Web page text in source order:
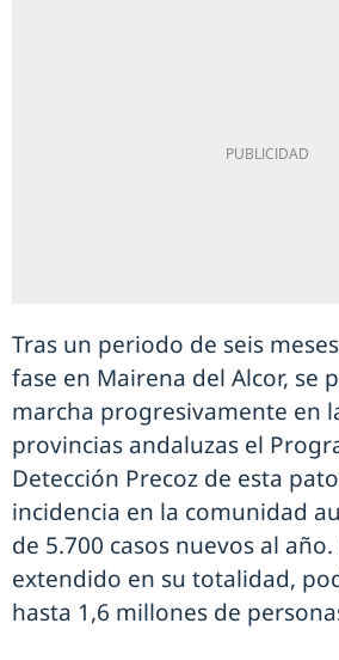
Tras un periodo de seis
fase en Mairena del Alcor, se
marcha progresivamente en
provincias andaluzas el
Detección Precoz de esta
incidencia en la comunidad
de 5.700 casos nuevos al
extendido en su totalidad,
hasta 1,6 millones de